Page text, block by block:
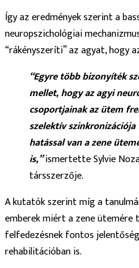
Így az eredmények szerint a
neuropszichológiai
“rákényszeríti” az agyat, hogy
“Egyre több bizonyíték
mellet, hogy az agyi
csoportjainak az ütem
szelektív
hatással van a zene
is,”ismertette Sylvie
társszerzője.
A kutatók szerint míg a
emberek miért a zene ütemére
felfedezésnek fontos
rehabilitációban is.